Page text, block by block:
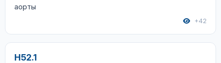
аорты
+42
H52.1